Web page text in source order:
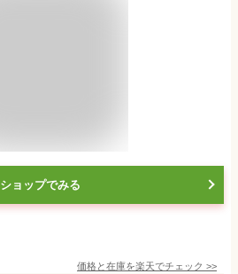
ショップでみる
価格と在庫を楽天でチェック >>